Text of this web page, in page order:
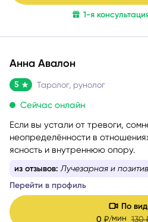
неправильно». Я помогаю
спокойно — и выбрать тот путь,
1-я
Анна Авалон
5 Таролог, рунолог
Сейчас онлайн
Если вы устали от тревоги,
неопределённости в
ясность и внутреннюю опору.
из отзывов: Вернула веру в себя,
Перейти в профиль
По